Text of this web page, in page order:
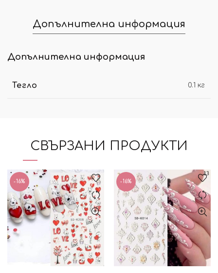
Допълнителна информация
Допълнителна информация
Тегло 0.1 кг
СВЪРЗАНИ ПРОДУКТИ
-16% -16%